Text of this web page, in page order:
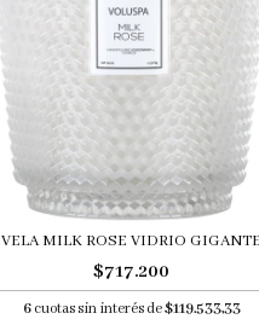
VELA MILK ROSE VIDRIO GIGANTE
$717.200
6cuotas sin interés de$119.533,33